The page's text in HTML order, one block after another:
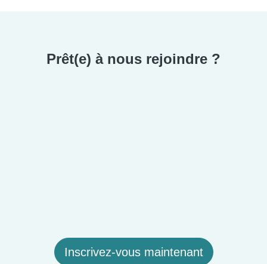
Prêt(e) à nous rejoindre ?
Inscrivez-vous maintenant